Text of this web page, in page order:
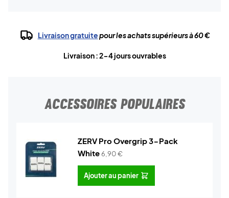
Livraison gratuitepour les achats supérieurs à 60 €
Livraison : 2-4 jours ouvrables
ACCESSOIRES POPULAIRES
ZERV Pro Overgrip 3-Pack
White6,90€
Ajouter au panier